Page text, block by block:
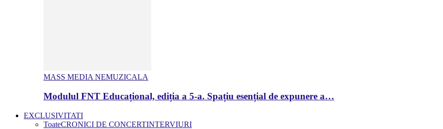
MASS MEDIA NEMUZICALA
Modulul FNT Educațional, ediția a 5-a. Spațiu esențial de expunere a…
EXCLUSIVITATI
ToateCRONICI DE CONCERTINTERVIURI